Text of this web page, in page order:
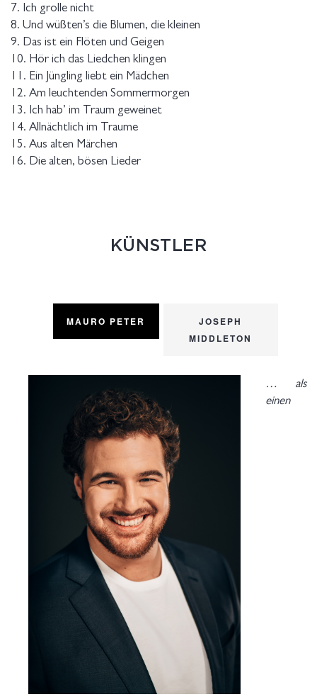
7. Ich grolle nicht
8. Und wüßten’s die Blumen, die kleinen
9. Das ist ein Flöten und Geigen
10. Hör ich das Liedchen klingen
11. Ein Jüngling liebt ein Mädchen
12. Am leuchtenden Sommermorgen
13. Ich hab’ im Traum geweinet
14. Allnächtlich im Traume
15. Aus alten Märchen
16. Die alten, bösen Lieder
KÜNSTLER
MAURO PETER
JOSEPH
MIDDLETON
… als
einen